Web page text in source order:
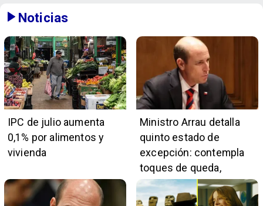
Noticias
IPC de julio aumenta
0,1% por alimentos y
vivienda
Ministro Arrau detalla
quinto estado de
excepción: contempla
toques de queda,
restricciones y
escuchas telefónicas